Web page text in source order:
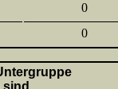
0
0
sind